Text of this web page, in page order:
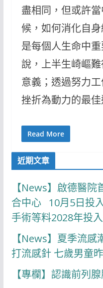
盡相同，但或許
候，如何消化自
是每個人生命中
說，上半生崎嶇
意義；透過努力
挫折為動力的最佳
Read More
近期文章
【News】啟德醫
合中心 10月5日投
手術等料2028年投
【News】夏季流
打流感針 七歲男童
【專欄】認識前列